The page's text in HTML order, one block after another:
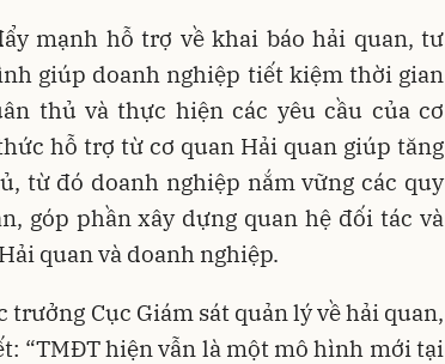
mạnh hỗ trợ về khai báo hải quan, tư
giúp doanh nghiệp tiết kiệm thời gian
thủ và thực hiện các yêu cầu của cơ
hỗ trợ từ cơ quan Hải quan giúp tăng
từ đó doanh nghiệp nắm vững các quy
góp phần xây dựng quan hệ đối tác và
quan và doanh nghiệp.
trưởng Cục Giám sát quản lý về hải quan,
“TMĐT hiện vẫn là một mô hình mới tại